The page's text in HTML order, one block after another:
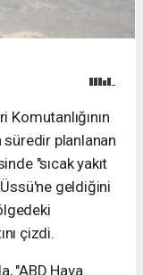
Komutanlığının
süredir planlanan
"sıcak yakıt
geldiğini
çizdi.
"ABD Hava